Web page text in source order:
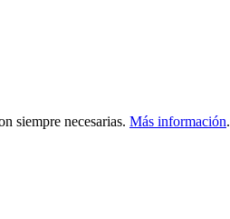
siempre necesarias. Más información.